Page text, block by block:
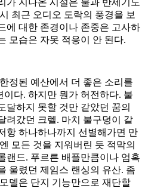
최근 오디오 도락의 풍경을 보
에 대한 존경이나 존중은 고사하
모습은 자못 적응이 안 된다.
정된 예산에서 더 좋은 소리를
다. 하지만 뭔가 허전하다. 불
달하지 못할 것만 같았던 꿈의
려갔던 크렐. 마치 불구덩이 같
항 하나하나까지 선별해가면 만
모든 것을 지워버린 듯 적막의
랜드. 푸르른 배플만큼이나 엄혹
울렸던 제임스 랜싱의 유산. 좀
델은 단지 기능만으로 재단할